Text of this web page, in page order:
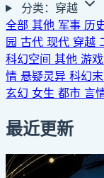
分类：穿越
全部 其他 军事 历
园 古代 现代 穿越
科幻空间 其他 游
情 悬疑灵异 科幻末
玄幻 女生 都市 言
最近更新